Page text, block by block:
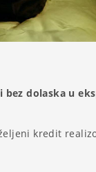
dolaska u
kredit